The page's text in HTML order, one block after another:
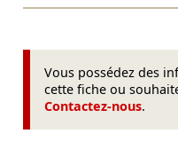
Vous possédez des
cette fiche ou
Contactez-nous.